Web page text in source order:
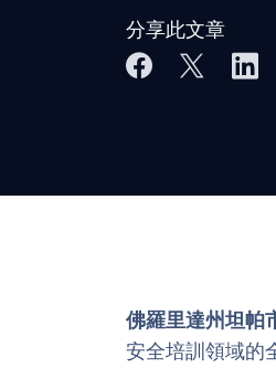
分享此文章
佛羅里達州坦帕
安全培訓領域的